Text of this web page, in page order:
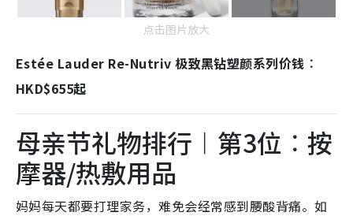
点击图片放大
Estée Lauder Re-Nutriv 极致黑钻塑颜系列价钱︰
HKD$655起
母亲节礼物排行︱第3位︰按
摩器/热敷用品
妈妈每天都要打理家务，难免会经常感到腰酸背痛。如